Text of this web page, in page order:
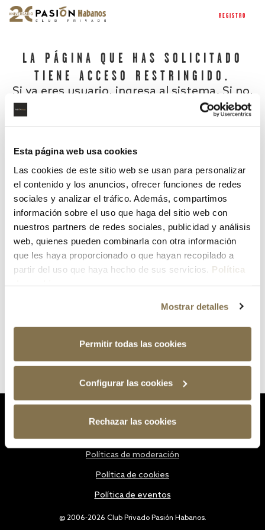
Esta página web usa cookies
Las cookies de este sitio web se usan para personalizar
el contenido y los anuncios, ofrecer funciones de redes
sociales y analizar el tráfico. Además, compartimos
información sobre el uso que haga del sitio web con
nuestros partners de redes sociales, publicidad y análisis
web, quienes pueden combinarla con otra información
que les haya proporcionado o que hayan recopilado a
partir del uso que haya hecho de sus servicios. Política
Mostrar detalles
Permitir todas las cookies
Configurar las cookies
Rechazar las cookies
REGISTRO
LA PÁGINA QUE HAS SOLICITADO
TIENE ACCESO RESTRINGIDO.
Si ya eres usuario, ingresa al sistema. Si no,
¿Has olvidado tu contraseña?
@ 2006-2026 Club Privado Pasión Habanos.
Políticas de moderación
Política de cookies
Política de eventos